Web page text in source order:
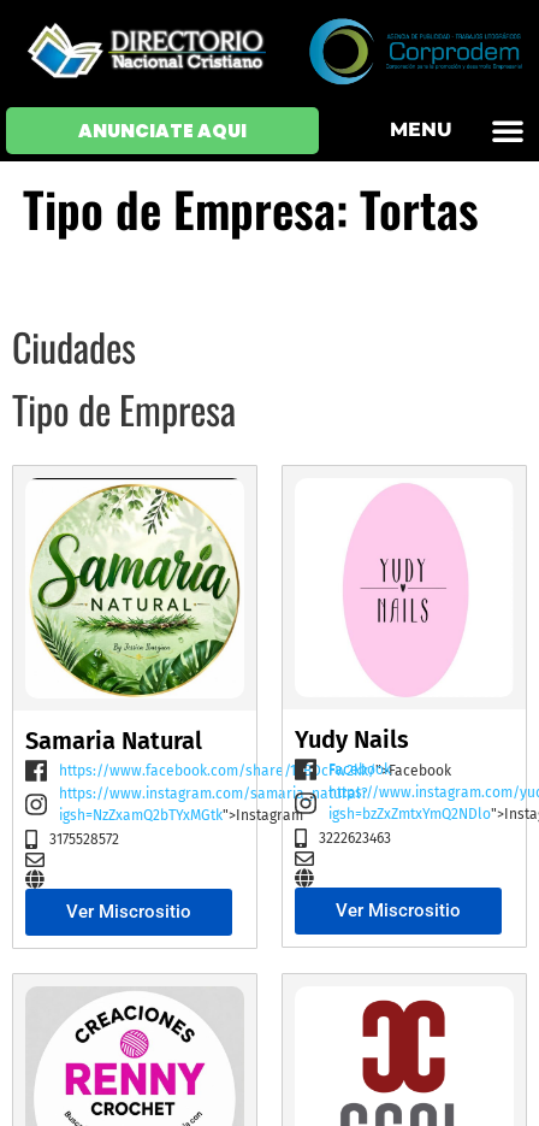
ANUNCIATE AQUI MENU
Tipo de Empresa: Tortas
Ciudades
Tipo de Empresa
Samaria Natural
https://www.facebook.com/share/19BDcFw2kk/">Facebook
https://www.instagram.com/samaria_natural?
igsh=NzZxamQ2bTYxMGtk">Instagram
3175528572
Ver Miscrositio
Yudy Nails
Facebook
https://www.instagram.com/
igsh=bzZxZmtxYmQ2NDlo
3222623463
Ver Miscrositio